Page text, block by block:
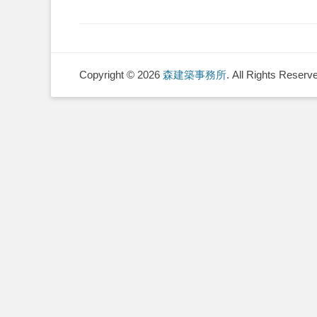
Copyright © 2026 森建築事務所. All Rights